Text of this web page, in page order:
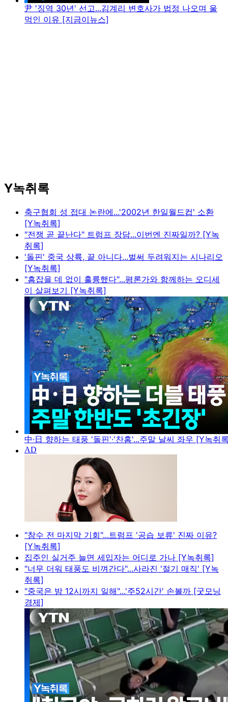
尹 '징역 30년' 선고...김계리 변호사가 법정 나오며 울
먹인 이유 [지금이뉴스]
Y녹취록
축구협회 성 접대 논란에...'2002년 한일월드컵' 소환
[Y녹취록]
"전쟁 곧 끝난다" 트럼프 장담...이번엔 진짜일까? [Y녹
취록]
'돌핀' 중국 상륙, 끝 아니다...벌써 두려워지는 시나리오
[Y녹취록]
"흠잡을 데 없이 훌륭했다"...평론가와 함께하는 오디세
이 살펴보기 [Y녹취록]
中·日 향하는 태풍 '돌핀'·'찬홈'...주말 날씨 좌우 [Y녹취
"참수 전 마지막 기회"...트럼프 '공습 보류' 진짜 이유?
[Y녹취록]
집주인 실거주 늘면 세입자는 어디로 가나 [Y녹취록]
"너무 더워 태풍도 비껴간다"...사라진 '절기 매직' [Y녹
취록]
"중국은 밤 12시까지 일해"...'주52시간' 손볼까 [굿모닝
경제]